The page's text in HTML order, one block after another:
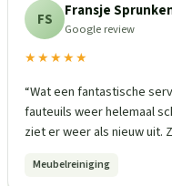
FS Fransje
Google review
★★★★★
“Wat een fantastische
fauteuils weer helemaal
ziet er weer als nieuw uit.
Meubelreiniging